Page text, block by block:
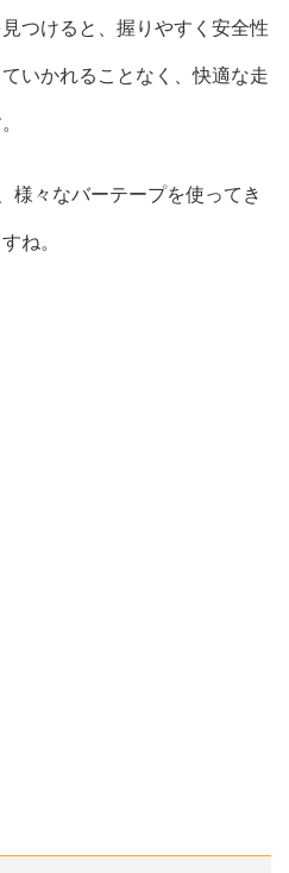
つけると、握りやすく安全性
いかれることなく、快適な走
様々なバーテープを使ってき
ね。